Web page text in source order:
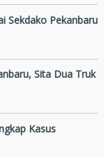
Sekdako Pekanbaru
Sita Dua Truk
Kasus